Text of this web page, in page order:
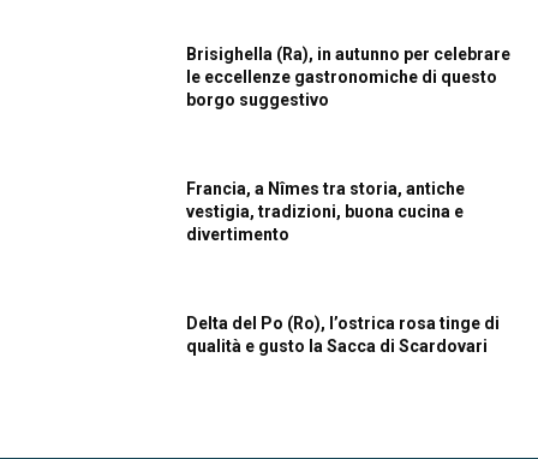
Brisighella (Ra), in autunno per celebrare
le eccellenze gastronomiche di questo
borgo suggestivo
Francia, a Nîmes tra storia, antiche
vestigia, tradizioni, buona cucina e
divertimento
Delta del Po (Ro), l’ostrica rosa tinge di
qualità e gusto la Sacca di Scardovari